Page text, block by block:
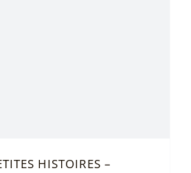
HISTOIRES –